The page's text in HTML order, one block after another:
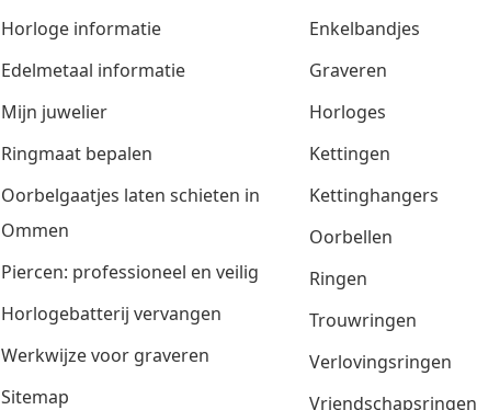
Horloge informatie
Edelmetaal informatie
Mijn juwelier
Ringmaat bepalen
Oorbelgaatjes laten schieten in
Ommen
Piercen: professioneel en veilig
Horlogebatterij vervangen
Werkwijze voor graveren
Sitemap
Enkelbandjes
Graveren
Horloges
Kettingen
Kettinghangers
Oorbellen
Ringen
Trouwringen
Verlovingsringen
Vriendschapsringen